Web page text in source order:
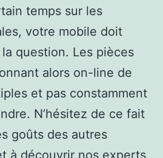
temps sur les
votre mobile doit
la question. Les pièces
alors on-line de
et pas constamment
N’hésitez de ce fait
goûts des autres
à découvrir nos experts